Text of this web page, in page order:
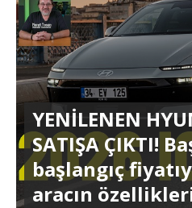
YENİLENEN
SATIŞA ÇIKTI!
başlangıç
aracın